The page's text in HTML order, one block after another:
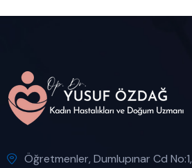
Öğretmenler, Dumlupınar Cd No:1,